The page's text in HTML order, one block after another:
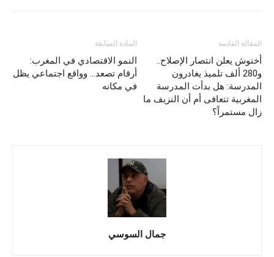
المادة السابقة
النمو الاقتصادي في المغرب:
أرقام تصعد… وواقع اجتماعي يظل
في مكانه
المقالة القادمة
أخنوش يعلن انتصار الإصلاح..
و280 ألف تلميذ يغادرون
المدرسة: هل بدأت المدرسة
المغربية تتعافى أم أن النزيف ما
زال مستمراً؟
جمال السوسي